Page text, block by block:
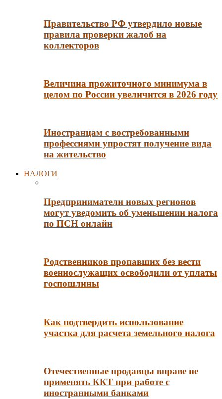
Правительство РФ утвердило новые
правила проверки жалоб на
коллекторов
Величина прожиточного минимума в
целом по России увеличится в 2026 году
Иностранцам с востребованными
профессиями упростят получение вида
на жительство
НАЛОГИ
Предприниматели новых регионов
могут уведомить об уменьшении налога
по ПСН онлайн
Родственников пропавших без вести
военнослужащих освободили от уплаты
госпошлины
Как подтвердить использование
участка для расчета земельного налога
Отечественные продавцы вправе не
применять ККТ при работе с
иностранными банками